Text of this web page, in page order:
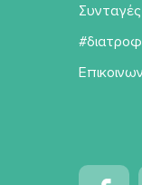
Συνταγές